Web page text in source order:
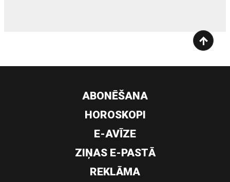
ABONĒŠANA
HOROSKOPI
E-AVĪZE
ZIŅAS E-PASTĀ
REKLĀMA